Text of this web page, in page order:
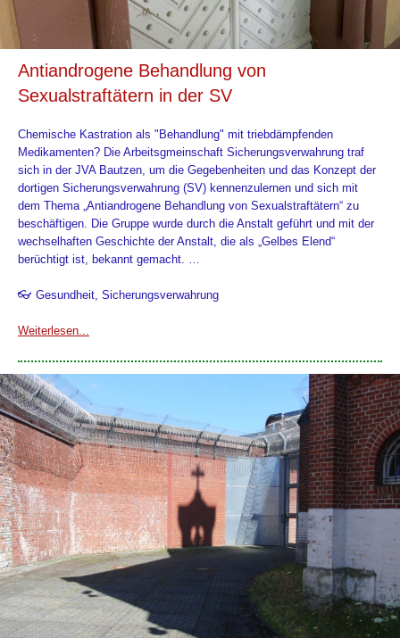
Antiandrogene Behandlung von
Sexualstraftätern in der SV
Chemische Kastration als "Behandlung" mit triebdämpfenden
Medikamenten? Die Arbeitsgmeinschaft Sicherungsverwahrung traf
sich in der JVA Bautzen, um die Gegebenheiten und das Konzept der
dortigen Sicherungsverwahrung (SV) kennenzulernen und sich mit
dem Thema „Antiandrogene Behandlung von Sexualstraftätern“ zu
beschäftigen. Die Gruppe wurde durch die Anstalt geführt und mit der
wechselhaften Geschichte der Anstalt, die als „Gelbes Elend“
berüchtigt ist, bekannt gemacht. …
👓 Gesundheit, Sicherungsverwahrung
Weiterlesen...